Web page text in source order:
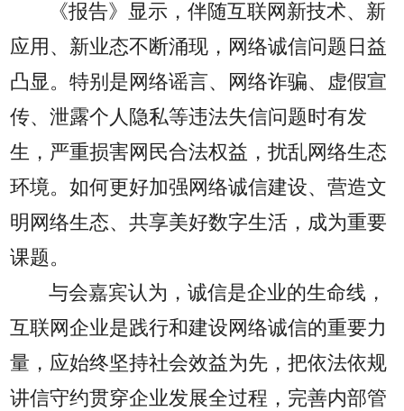
《报告》显示，伴随互联网新技术、新
应用、新业态不断涌现，网络诚信问题日益
凸显。特别是网络谣言、网络诈骗、虚假宣
传、泄露个人隐私等违法失信问题时有发
生，严重损害网民合法权益，扰乱网络生态
环境。如何更好加强网络诚信建设、营造文
明网络生态、共享美好数字生活，成为重要
课题。
与会嘉宾认为，诚信是企业的生命线，
互联网企业是践行和建设网络诚信的重要力
量，应始终坚持社会效益为先，把依法依规
讲信守约贯穿企业发展全过程，完善内部管